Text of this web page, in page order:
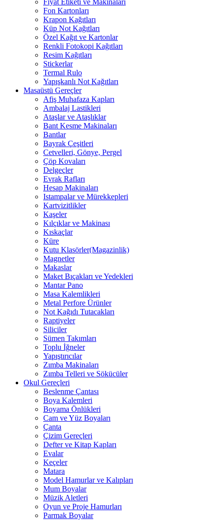
Fiyat Etiketi ve Makinaları
Fon Kartonları
Krapon Kağıtları
Küp Not Kağıtları
Özel Kağıt ve Kartonlar
Renkli Fotokopi Kağıtları
Resim Kağıtları
Stickerlar
Termal Rulo
Yapışkanlı Not Kağıtları
Masaüstü Gereçler
Afiş Muhafaza Kapları
Ambalaj Lastikleri
Ataşlar ve Ataşlıklar
Bant Kesme Makinaları
Bantlar
Bayrak Çeşitleri
Cetvelleri, Gönye, Pergel
Çöp Kovaları
Delgeçler
Evrak Rafları
Hesap Makinaları
Istampalar ve Mürekkepleri
Kartvizitlikler
Kaşeler
Kılçıklar ve Makinası
Kıskaçlar
Küre
Kutu Klasörler(Magazinlik)
Magnetler
Makaslar
Maket Bıçakları ve Yedekleri
Mantar Pano
Masa Kalemlikleri
Metal Perfore Ürünler
Not Kağıdı Tutacakları
Raptiyeler
Siliciler
Sümen Takımları
Toplu İğneler
Yapıştırıcılar
Zımba Makinaları
Zımba Telleri ve Sökücüler
Okul Gereçleri
Beslenme Çantası
Boya Kalemleri
Boyama Önlükleri
Cam ve Yüz Boyaları
Çanta
Çizim Gereçleri
Defter ve Kitap Kapları
Evalar
Keçeler
Matara
Model Hamurlar ve Kalıpları
Mum Boyalar
Müzik Aletleri
Oyun ve Proje Hamurları
Parmak Boyalar